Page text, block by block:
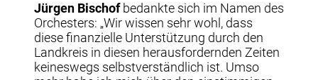
Jürgen Bischofbedankte sich im Namen des
Orchesters: „Wir wissen sehr wohl, dass
diese finanzielle Unterstützung durch den
Landkreis in diesen herausfordernden Zeiten
keineswegs selbstverständlich ist. Umso